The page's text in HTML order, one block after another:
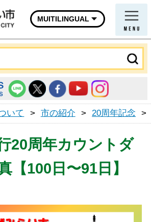
MUITILINGUAL
いて > 市の紹介 > 20周年記念 >
20周年カウントダ
【100日〜91日】